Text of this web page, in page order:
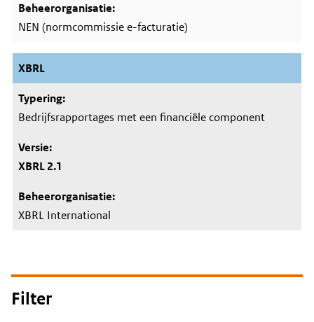
NEN (normcommissie e-facturatie)
XBRL
Bedrijfsrapportages met een financiële component
XBRL 2.1
XBRL International
Filter